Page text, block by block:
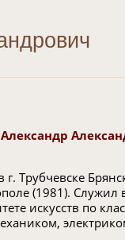
г. Трубчевске
(1981).
искусств по